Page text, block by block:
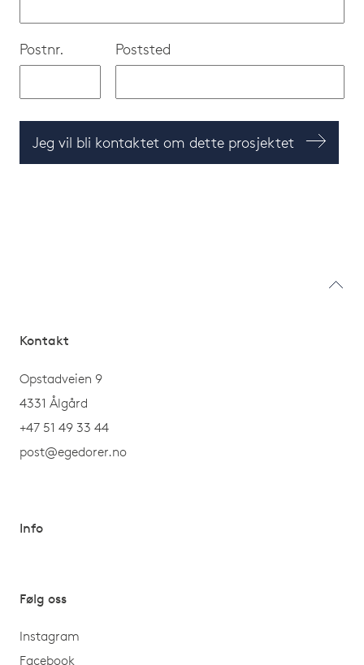
Postnr. Poststed
Jeg vil bli kontaktet om dette prosjektet
Kontakt
Opstadveien 9
4331 Ålgård
+47 51 49 33 44
post@egedorer.no
Info
Følg oss
Instagram
Facebook